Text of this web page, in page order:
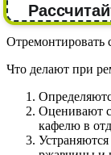
Отремонтировать
Что делают при
Оценивают
кафелю в